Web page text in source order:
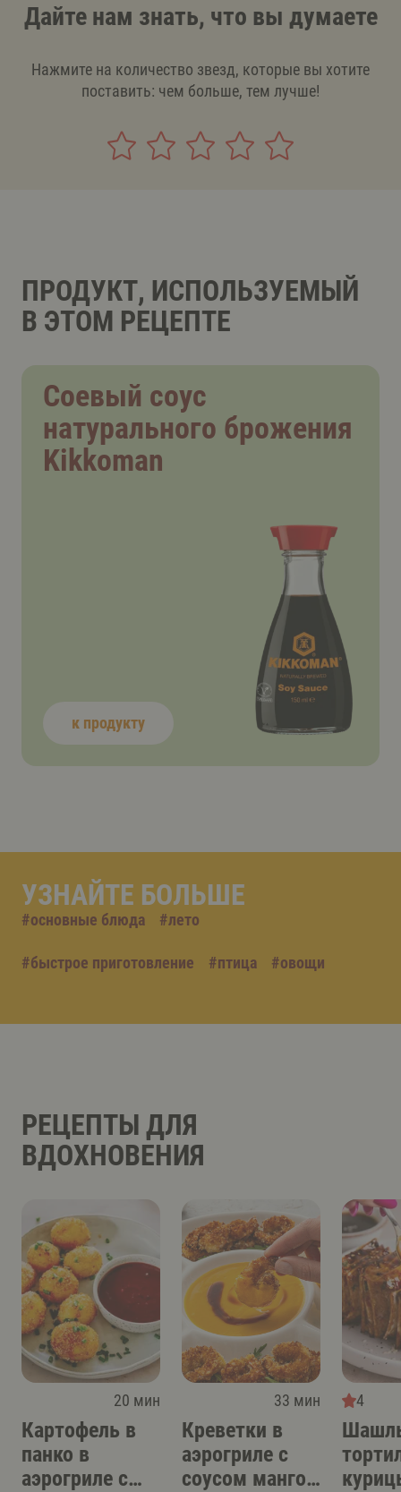
Дайте нам знать, что вы думаете
Нажмите на количество звезд, которые вы хотите
поставить: чем больше, тем лучше!
ПРОДУКТ, ИСПОЛЬЗУЕМЫЙ
В ЭТОМ РЕЦЕПТЕ
Соевый соус
натурального брожения
Kikkoman
к продукту
УЗНАЙТЕ БОЛЬШЕ
#основные блюда #лето
#быстрое приготовление #птица #овощи
РЕЦЕПТЫ ДЛЯ
ВДОХНОВЕНИЯ
20 мин
Картофель в
панко в
аэрогриле с
33 мин
Креветки в
аэрогриле с
соусом манго-
4